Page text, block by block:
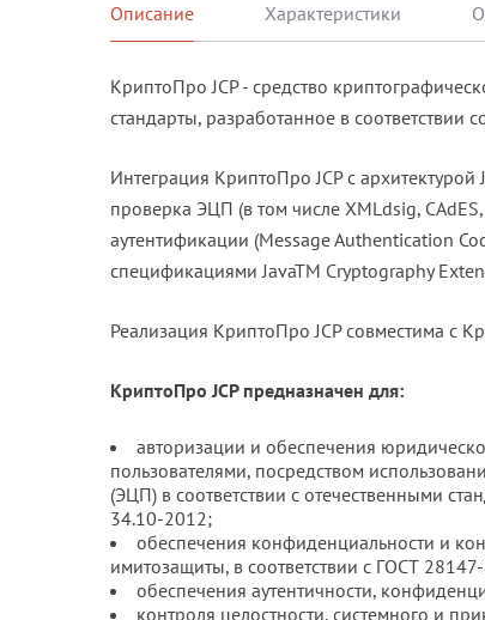
Описание Характеристики
КриптоПро JCP - средство
стандарты, разработанное в соответствии
Интеграция КриптоПро JCP с
проверка ЭЦП (в том числе XMLdsig,
аутентификации (Message Authentication
спецификациями JavaTM Cryptography
Реализация КриптоПро JCP совместима с
КриптоПро JCP предназначен для:
авторизации и обеспечения
пользователями, посредством
(ЭЦП) в соответствии с отечественными
34.10-2012;
обеспечения конфиденциальности и
имитозащиты, в соответствии с ГОСТ
обеспечения аутентичности,
контроля целостности, системного и